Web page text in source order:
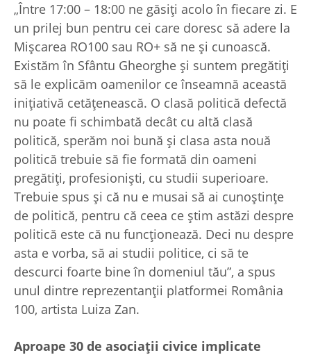
„Între 17:00 – 18:00 ne găsiți acolo în fiecare zi. E
un prilej bun pentru cei care doresc să adere la
Mișcarea RO100 sau RO+ să ne și cunoască.
Existăm în Sfântu Gheorghe și suntem pregătiți
să le explicăm oamenilor ce înseamnă această
inițiativă cetățenească. O clasă politică defectă
nu poate fi schimbată decât cu altă clasă
politică, sperăm noi bună și clasa asta nouă
politică trebuie să fie formată din oameni
pregătiți, profesioniști, cu studii superioare.
Trebuie spus și că nu e musai să ai cunoștințe
de politică, pentru că ceea ce știm astăzi despre
politică este că nu funcționează. Deci nu despre
asta e vorba, să ai studii politice, ci să te
descurci foarte bine în domeniul tău”, a spus
unul dintre reprezentanții platformei România
100, artista Luiza Zan.
Aproape 30 de asociații civice implicate